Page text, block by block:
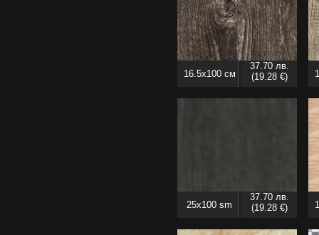
16.5x100 см
37.70 лв.
(19.28 €)
25x100 sm
37.70 лв.
(19.28 €)